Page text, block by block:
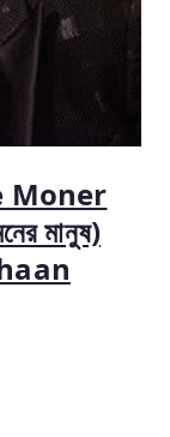
Moner
মানুষ)